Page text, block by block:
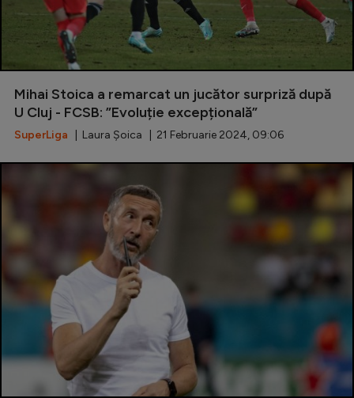
Mihai Stoica a remarcat un jucător surpriză după
U Cluj - FCSB: ”Evoluție excepțională”
SuperLiga | Laura Șoica | 21 Februarie 2024, 09:06